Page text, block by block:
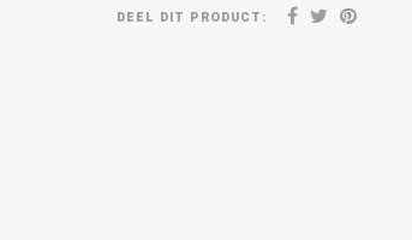
DEEL DIT PRODUCT: